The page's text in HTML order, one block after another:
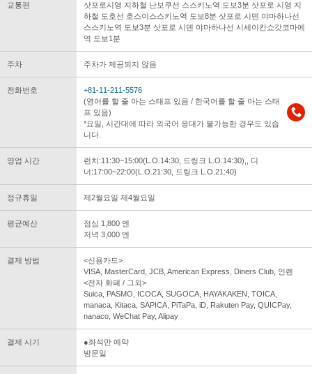
교통편
삿포로시영 지하철 난보쿠선 스스키노역 도보3분 삿포로 시영 지
하철 도호선 호스이스스키노역 도보8분 삿포로 시덴 야마하나선
스스키노역 도보3분 삿포로 시덴 야마하나선 시세이칸쇼갓코마에
역 도보1분
주차 주차가 제공되지 않음
전화번호
+81-11-211-5576
(영어를 할 줄 아는 스태프 있음 / 한국어를 할 줄 아는 스태
프 있음)
*요일, 시간대에 따라 외국어 응대가 불가능한 경우도 있습
니다.
영업 시간
런치:11:30~15:00(L.O.14:30, 드링크 L.O.14:30),, 디
너:17:00~22:00(L.O.21:30, 드링크 L.O.21:40)
정규휴일 제2월요일 제4월요일
평균예산
점심 1,800 엔
저녁 3,000 엔
결제 방법
<신용카드>
VISA, MasterCard, JCB, American Express, Diners Club, 인롄
<전자 화폐 / 그외>
Suica, PASMO, ICOCA, SUGOCA, HAYAKAKEN, TOICA,
manaca, Kitaca, SAPICA, PiTaPa, iD, Rakuten Pay, QUICPay,
nanaco, WeChat Pay, Alipay
결제 시기
●좌석만 예약
방문일